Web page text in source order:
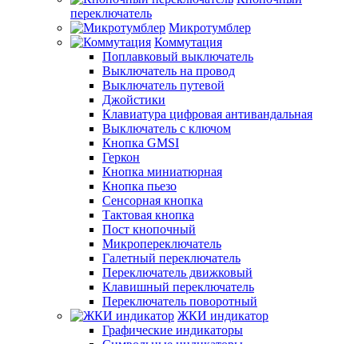
переключатель
Микротумблер
Коммутация
Поплавковый выключатель
Выключатель на провод
Выключатель путевой
Джойстики
Клавиатура цифровая антивандальная
Выключатель с ключом
Кнопка GMSI
Геркон
Кнопка миниатюрная
Кнопка пьезо
Сенсорная кнопка
Тактовая кнопка
Пост кнопочный
Микропереключатель
Галетный переключатель
Переключатель движковый
Клавишный переключатель
Переключатель поворотный
ЖКИ индикатор
Графические индикаторы